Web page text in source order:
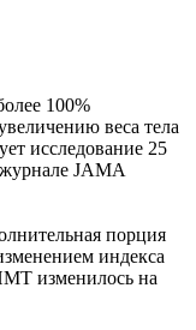
100%
веса тела
исследование 25
JAMA
порция
индекса
изменилось на